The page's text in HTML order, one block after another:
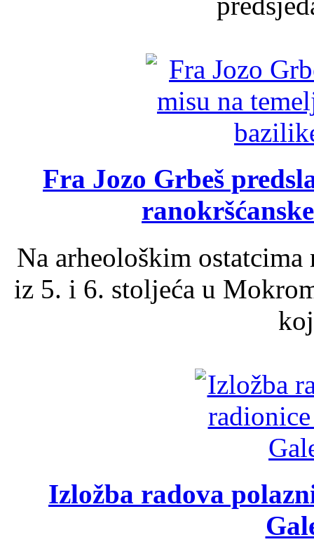
Fra Jozo Grbeš
Na arheološkim
iz 5. i 6. stoljeća u
Izložba radova